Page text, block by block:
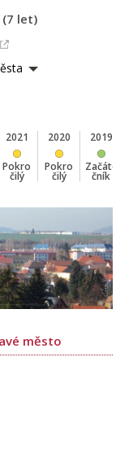
(7 let)
2021
Pokro
čilý
2020
Pokro
čilý
2019
Začáte
čník
město